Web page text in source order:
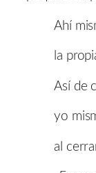
Ahí
la
Así de
yo
al